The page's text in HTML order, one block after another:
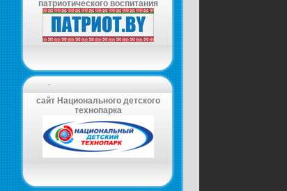
патриотического воспитания
-
сайт Национального детского
технопарка